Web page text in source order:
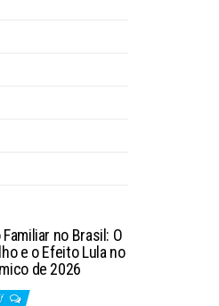
no Brasil: O
e o Efeito Lula no
de 2026